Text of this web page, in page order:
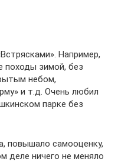
Например,
походы зимой, без
небом,
и т.д. Очень любил
парке без
повышало самооценку,
деле ничего не меняло